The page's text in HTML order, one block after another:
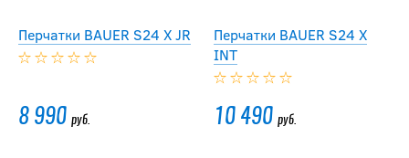
Перчатки BAUER S24 X JR
8 990 руб.
Перчатки BAUER S24 X
INT
10 490 руб.